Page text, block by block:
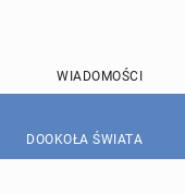
WIADOMOŚCI
DOOKOŁA ŚWIATA